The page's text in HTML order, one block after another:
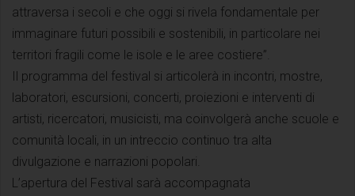
attraversa i secoli e che oggi si rivela fondamentale per
immaginare futuri possibili e sostenibili, in particolare nei
territori fragili come le isole e le aree costiere”.
Il programma del festival si articolerà in incontri, mostre,
laboratori, escursioni, concerti, proiezioni e interventi di
artisti, ricercatori, musicisti, ma coinvolgerà anche scuole e
comunità locali, in un intreccio continuo tra alta
divulgazione e narrazioni popolari.
L’apertura del Festival sarà accompagnata